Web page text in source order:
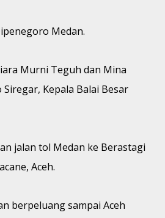
Medan.
Murni Teguh dan Mina
Kepala Balai Besar
jalan tol Medan ke Berastagi
Aceh.
berpeluang sampai Aceh